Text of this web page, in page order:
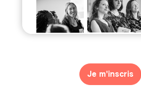
Je m'inscris